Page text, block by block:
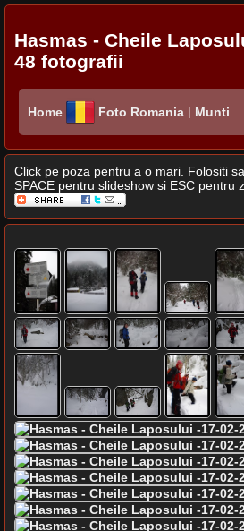
Hasmas - Cheile
48 fotografii
Home Foto Romania | Munti
Click pe poza pentru a o mari. Folositi
SPACE pentru slideshow si ESC pentru